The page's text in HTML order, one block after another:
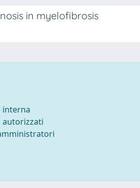
in myelofibrosis
interna